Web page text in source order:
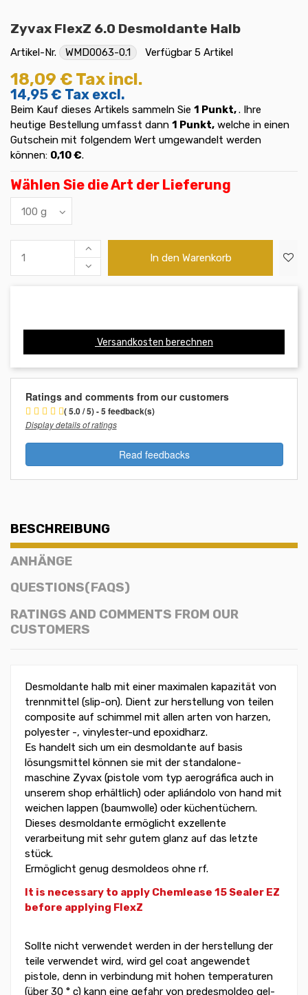
Zyvax FlexZ 6.0 Desmoldante Halb
Artikel-Nr. WMD0063-0.1 Verfügbar 5 Artikel
18,09 € Tax incl.
14,95 € Tax excl.
Beim Kauf dieses Artikels sammeln Sie 1 Punkt,. Ihre
heutige Bestellung umfasst dann 1 Punkt, welche in einen
Gutschein mit folgendem Wert umgewandelt werden
können: 0,10 €.
Wählen Sie die Art der Lieferung
In den Warenkorb
Versandkosten berechnen
Ratings and comments from our customers
( 5.0 / 5) - 5 feedback(s)
Display details of ratings
Read feedbacks
BESCHREIBUNG
ANHÄNGE
QUESTIONS(FAQS)
RATINGS AND COMMENTS FROM OUR
CUSTOMERS
Desmoldante halb mit einer maximalen kapazität von
trennmittel (slip-on). Dient zur herstellung von teilen
composite auf schimmel mit allen arten von harzen,
polyester -, vinylester-und epoxidharz.
Es handelt sich um ein desmoldante auf basis
lösungsmittel können sie mit der standalone-
maschine Zyvax (pistole vom typ aerográfica auch in
unserem shop erhältlich) oder apliándolo von hand mit
weichen lappen (baumwolle) oder küchentüchern.
Dieses desmoldante ermöglicht exzellente
verarbeitung mit sehr gutem glanz auf das letzte
stück.
Ermöglicht genug desmoldeos ohne rf.
It is necessary to apply Chemlease 15 Sealer EZ
before applying FlexZ
Sollte nicht verwendet werden in der herstellung der
teile verwendet wird, wird gel coat angewendet
pistole, denn in verbindung mit hohen temperaturen
(über 30 ° c) kann eine gefahr von predesmoldeo gel-